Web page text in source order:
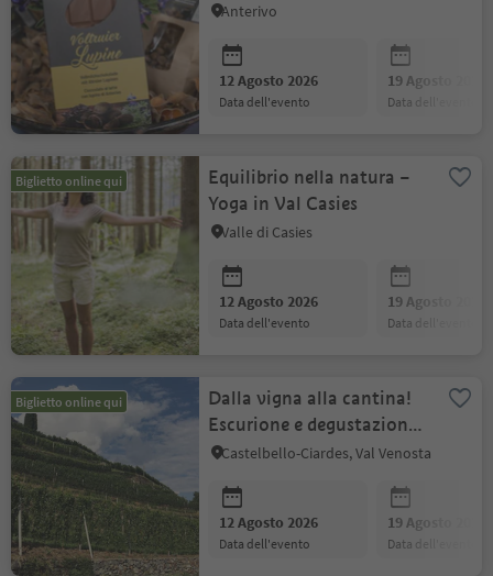
Anterivo
12 Agosto 2026
data dell'evento
19 Agosto 2026
data dell'evento
Biglietto online qui
Equilibrio nella natura –
Yoga in Val Casies
Valle di Casies
12 Agosto 2026
data dell'evento
19 Agosto 2026
data dell'evento
Biglietto online qui
Dalla vigna alla cantina!
Escurione e degustazione
di vini alla cantina
Castelbello-Ciardes, Val Venosta
12 Agosto 2026
data dell'evento
19 Agosto 2026
data dell'evento